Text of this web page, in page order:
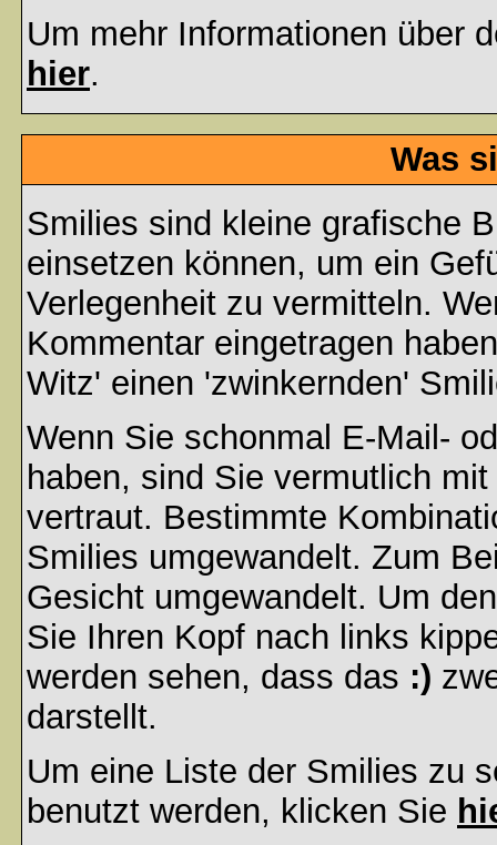
Um mehr Informationen über
hier.
Was
Smilies sind kleine grafische
einsetzen können, um ein
Verlegenheit zu vermitteln.
Kommentar eingetragen
Witz' einen 'zwinkernden'
Wenn Sie schonmal E-Mail-
haben, sind Sie vermutlich
vertraut. Bestimmte
Smilies umgewandelt. Zum
Gesicht umgewandelt. Um
Sie Ihren Kopf nach links
werden sehen, dass das :)
darstellt.
Um eine Liste der Smilies zu
benutzt werden, klicken Sie